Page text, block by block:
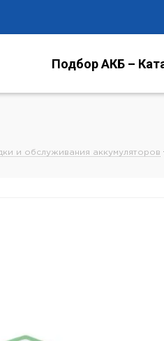
Подбор АКБ –
и обслуживания аккумуляторов